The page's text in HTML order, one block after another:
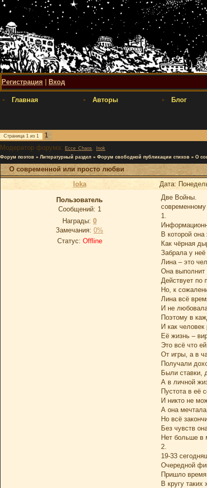
Регистрация Вход
Главная Авторы Блог
Страница 1 из 1
1
Модератор форума: Ecce_Chaos ,
Inok
Форум поэтов » Литературный раздел » Форум свободной публикации стихов » О
О современной или просто любви
loka
Дата:
Пользователь
Сообщений: 1
Награды: 0
Замечания: 0%
Статус: Offline
Две Войны.
1.
В которой
Как чёрная
Забрала у неё
Лина – это
Она выполнит
Действует по
Но, к
Лина всё
И не
Поэтому в
И как
Её жизнь –
Это всё что
От игры, а в
Получали
Были ставки,
А в личной
Пустота в её
И никто не
А она
Но всё
Без чувств
Нет больше в
2.
19-33
Очередной
Пришло время
В кругу